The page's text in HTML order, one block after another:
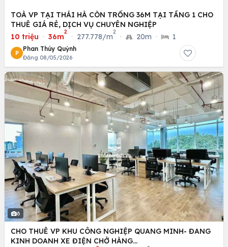
TOÀ VP TẠI THÁI HÀ CÒN TRỐNG 36M TẠI TẦNG 1 CHO
THUÊ GIÁ RẺ, DỊCH VỤ CHUYÊN NGHIỆP
10 triệu · 36m
2
· 277.778/m
2
· 20m · 1
P
Phan Thúy Quỳnh
Đăng 08/05/2026
6
CHO THUÊ VP KHU CÔNG NGHIỆP QUANG MINH- ĐANG
KINH DOANH XE ĐIỆN CHỞ HÀNG